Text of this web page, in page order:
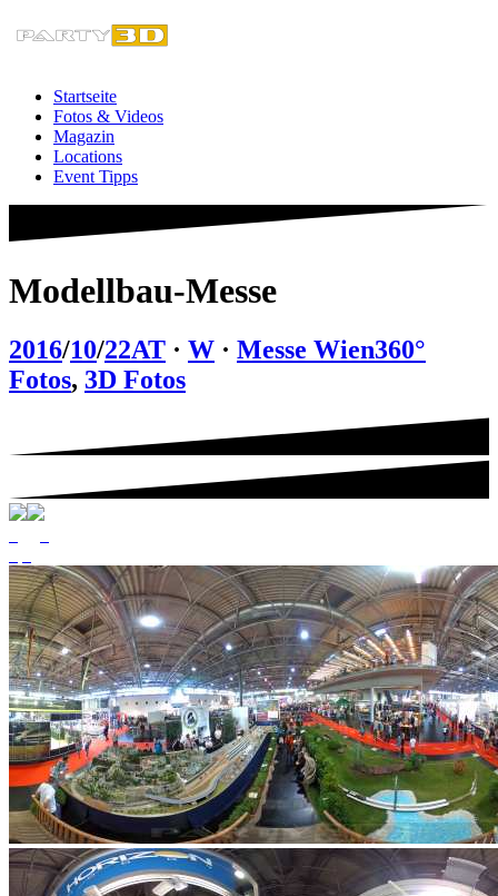
Inhalt
Startseite
Fotos & Videos
Magazin
Locations
Event Tipps
Modellbau-Messe
2016/10/22AT · W · Messe Wien360°
Fotos, 3D Fotos